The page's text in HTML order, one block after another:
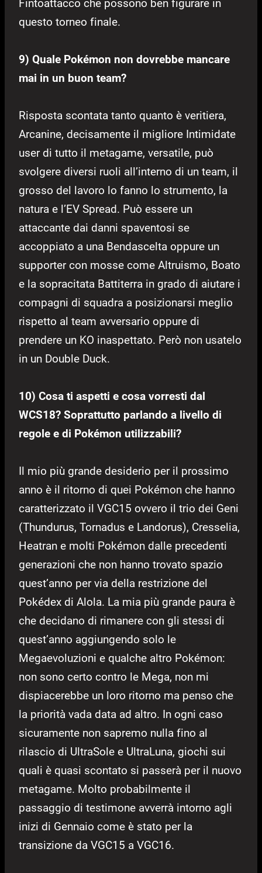
Fintoattacco che possono ben figurare in
questo torneo finale.
9) Quale Pokémon non dovrebbe mancare
mai in un buon team?
Risposta scontata tanto quanto è veritiera,
Arcanine, decisamente il migliore Intimidate
user di tutto il metagame, versatile, può
svolgere diversi ruoli all’interno di un team, il
grosso del lavoro lo fanno lo strumento, la
natura e l’EV Spread. Può essere un
attaccante dai danni spaventosi se
accoppiato a una Bendascelta oppure un
supporter con mosse come Altruismo, Boato
e la sopracitata Battiterra in grado di aiutare i
compagni di squadra a posizionarsi meglio
rispetto al team avversario oppure di
prendere un KO inaspettato. Però non usatelo
in un Double Duck.
10) Cosa ti aspetti e cosa vorresti dal
WCS18? Soprattutto parlando a livello di
regole e di Pokémon utilizzabili?
Il mio più grande desiderio per il prossimo
anno è il ritorno di quei Pokémon che hanno
caratterizzato il VGC15 ovvero il trio dei Geni
(Thundurus, Tornadus e Landorus), Cresselia,
Heatran e molti Pokémon dalle precedenti
generazioni che non hanno trovato spazio
quest’anno per via della restrizione del
Pokédex di Alola. La mia più grande paura è
che decidano di rimanere con gli stessi di
quest’anno aggiungendo solo le
Megaevoluzioni e qualche altro Pokémon:
non sono certo contro le Mega, non mi
dispiacerebbe un loro ritorno ma penso che
la priorità vada data ad altro. In ogni caso
sicuramente non sapremo nulla fino al
rilascio di UltraSole e UltraLuna, giochi sui
quali è quasi scontato si passerà per il nuovo
metagame. Molto probabilmente il
passaggio di testimone avverrà intorno agli
inizi di Gennaio come è stato per la
transizione da VGC15 a VGC16.